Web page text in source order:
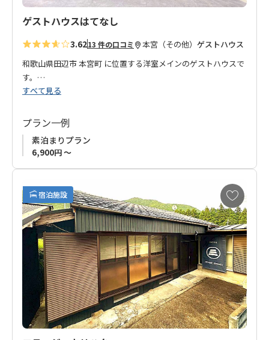
ゲストハウスはてなし
3.6213 件の口コミ 本宮（その他） ゲストハウス
和歌山県田辺市 本宮町 に位置する洋室メインのゲストハウスで
す。
するお宿です。
オーナーは徒歩圏内で一棟貸切の「
も運営。
ります.
洋室がご希望でしたらこちらの「ゲストハウスはてなし」を、
一棟貸切でゆったりと和室をご希望でしたら「guest house シ
タノイエ」を。お好みに合わせてご予約下さい。
現在「素泊まりプラン」のみの販売ですが、徒歩1分圏内にスー
パーがあり、食事を購入いただけます。
熊野古道歩きはもちろん、ワーケーション等、長期滞在のお客
様にもオススメです。
すべて見る
プラン一例
素泊まりプラン
6,900円 ～
宿泊施設
お
気
に
入
り
に
追
加